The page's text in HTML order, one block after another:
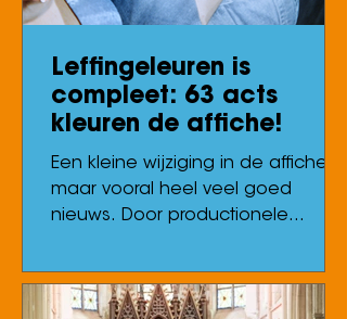
Leffingeleuren is
compleet: 63 acts
kleuren de affiche!
Een kleine wijziging in de affiche,
maar vooral heel veel goed
nieuws. Door productionele
Sound helaas niet naar Europa
afzakken. Daartegenover staan